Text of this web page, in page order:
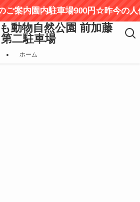
案内園内駐車場900円☆昨今の人
動物自然公園 前加藤
第二駐車場
ホーム